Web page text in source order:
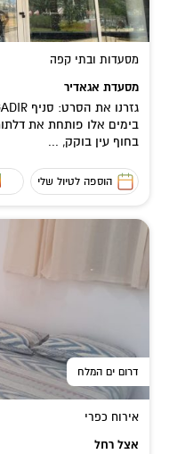
מסעדות ובתי קפה
מסעדת אגאדיר
בימים אלו פותחת את
בחוף עין בוקק, ...
הוספה לטיול שלי
דרום ים המלח
אירוח כפרי
אצל רחל